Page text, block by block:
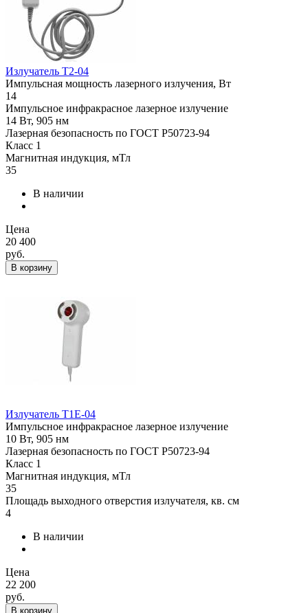
Излучатель Т2-04
Импульсная мощность лазерного излучения, Вт
14
Импульсное инфракрасное лазерное излучение
14 Вт, 905 нм
Лазерная безопасность по ГОСТ Р50723-94
Класс 1
Магнитная индукция, мТл
35
В наличии
Цена
20 400
руб.
В корзину
Излучатель Т1Е-04
Импульсное инфракрасное лазерное излучение
10 Вт, 905 нм
Лазерная безопасность по ГОСТ Р50723-94
Класс 1
Магнитная индукция, мТл
35
Площадь выходного отверстия излучателя, кв. см
4
В наличии
Цена
22 200
руб.
В корзину